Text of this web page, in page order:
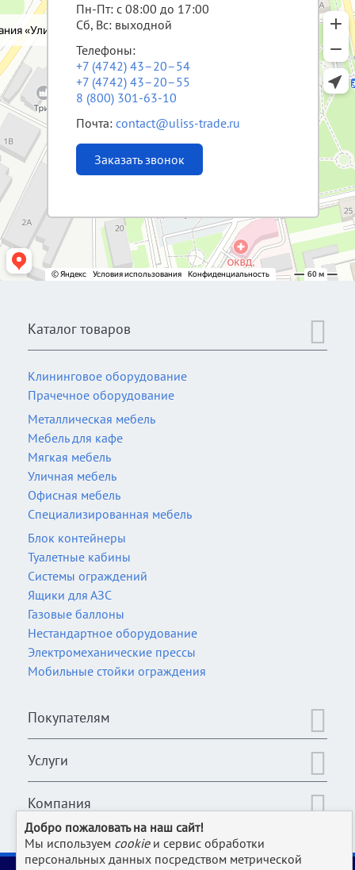
Пн-Пт: с 08:00 до 17:00
Сб, Вс: выходной
Телефоны:
+7 (4742) 43–20–54
+7 (4742) 43–20–55
8 (800) 301-63-10
Почта:contact@uliss-trade.ru
Заказать звонок
Каталог товаров
Клининговое оборудование
Прачечное оборудование
Металлическая мебель
Мебель для кафе
Мягкая мебель
Уличная мебель
Офисная мебель
Специализированная мебель
Блок контейнеры
Туалетные кабины
Системы ограждений
Ящики для АЗС
Газовые баллоны
Нестандартное оборудование
Электромеханические прессы
Мобильные стойки ограждения
Покупателям
Услуги
Компания
Добро пожаловать на наш сайт!
Мы используем cookieи сервис обработки
персональных данных посредством метрической